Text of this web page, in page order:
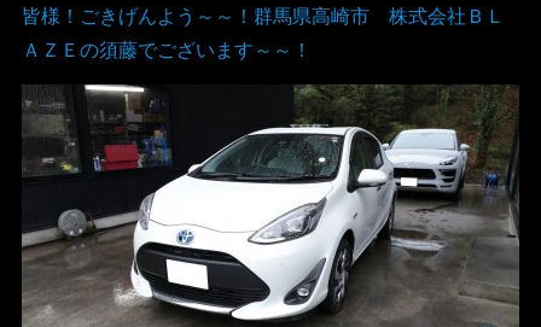
皆様！ごきげんよう～～！群馬県高崎市 株式会社ＢＬ
ＡＺＥの須藤でございます～～！